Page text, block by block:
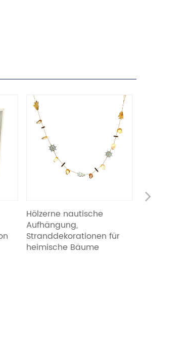
Hölzerne nautische
Aufhängung,
Stranddekorationen für
heimische Bäume
Next